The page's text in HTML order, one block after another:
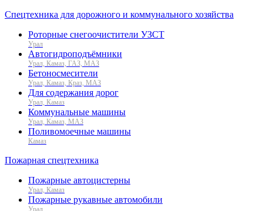
Спецтехника для дорожного и коммунального хозяйства
Роторные снегоочистители УЗСТ
Урал
Автогидроподъёмники
Урал, Камаз, ГАЗ, МАЗ
Бетоносмесители
Урал, Камаз, Краз, МАЗ
Для содержания дорог
Урал, Камаз
Коммунальные машины
Урал, Камаз, МАЗ
Поливомоечные машины
Камаз
Пожарная спецтехника
Пожарные автоцистерны
Урал, Камаз
Пожарные рукавные автомобили
Урал